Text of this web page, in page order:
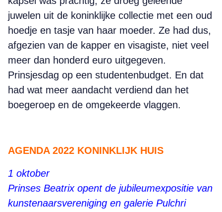
juwelen uit de koninklijke collectie met een oud
hoedje en tasje van haar moeder. Ze had dus,
afgezien van de kapper en visagiste, niet veel
meer dan honderd euro uitgegeven.
Prinsjesdag op een studentenbudget. En dat
had wat meer aandacht verdiend dan het
boegeroep en de omgekeerde vlaggen.
AGENDA 2022 KONINKLIJK HUIS
1 oktober
Prinses Beatrix opent de jubileumexpositie van
kunstenaarsvereniging en galerie Pulchri